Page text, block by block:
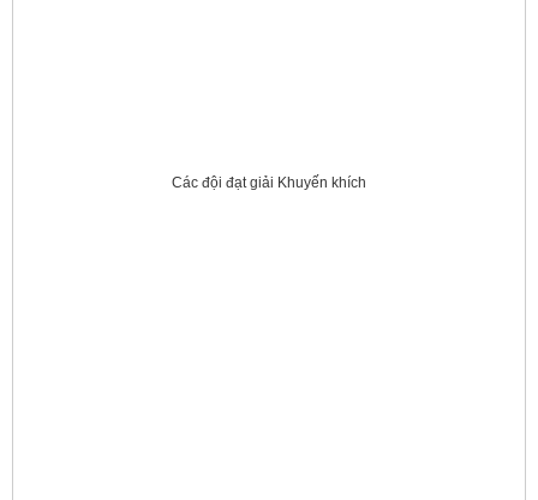
Các đội đạt giải Khuyến khích